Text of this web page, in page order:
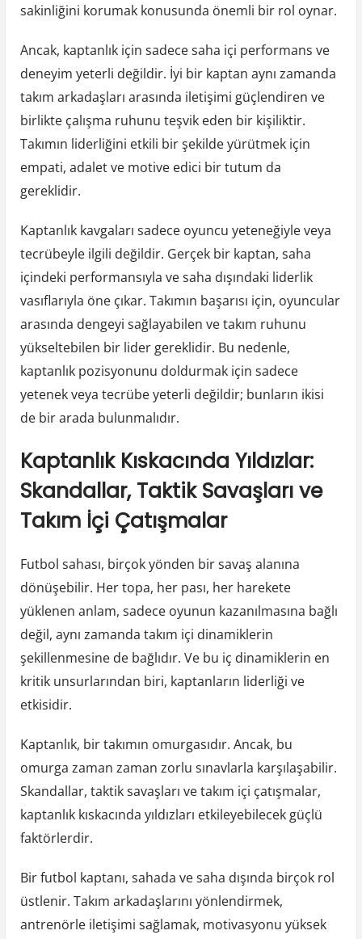
sakinliğini korumak konusunda önemli bir rol oynar.
Ancak, kaptanlık için sadece saha içi performans ve
deneyim yeterli değildir. İyi bir kaptan aynı zamanda
takım arkadaşları arasında iletişimi güçlendiren ve
birlikte çalışma ruhunu teşvik eden bir kişiliktir.
Takımın liderliğini etkili bir şekilde yürütmek için
empati, adalet ve motive edici bir tutum da
gereklidir.
Kaptanlık kavgaları sadece oyuncu yeteneğiyle veya
tecrübeyle ilgili değildir. Gerçek bir kaptan, saha
içindeki performansıyla ve saha dışındaki liderlik
vasıflarıyla öne çıkar. Takımın başarısı için, oyuncular
arasında dengeyi sağlayabilen ve takım ruhunu
yükseltebilen bir lider gereklidir. Bu nedenle,
kaptanlık pozisyonunu doldurmak için sadece
yetenek veya tecrübe yeterli değildir; bunların ikisi
de bir arada bulunmalıdır.
Kaptanlık Kıskacında Yıldızlar:
Skandallar, Taktik Savaşları ve
Takım İçi Çatışmalar
Futbol sahası, birçok yönden bir savaş alanına
dönüşebilir. Her topa, her pası, her harekete
yüklenen anlam, sadece oyunun kazanılmasına bağlı
değil, aynı zamanda takım içi dinamiklerin
şekillenmesine de bağlıdır. Ve bu iç dinamiklerin en
kritik unsurlarından biri, kaptanların liderliği ve
etkisidir.
Kaptanlık, bir takımın omurgasıdır. Ancak, bu
omurga zaman zaman zorlu sınavlarla karşılaşabilir.
Skandallar, taktik savaşları ve takım içi çatışmalar,
kaptanlık kıskacında yıldızları etkileyebilecek güçlü
faktörlerdir.
Bir futbol kaptanı, sahada ve saha dışında birçok rol
üstlenir. Takım arkadaşlarını yönlendirmek,
antrenörle iletişimi sağlamak, motivasyonu yüksek